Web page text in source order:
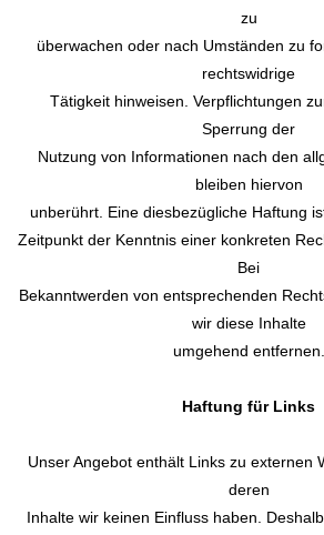
zu
überwachen oder nach Umständen zu
rechtswidrige
Tätigkeit hinweisen. Verpflichtungen
Sperrung der
Nutzung von Informationen nach den
bleiben hiervon
unberührt. Eine diesbezügliche Haftung
Zeitpunkt der Kenntnis einer konkreten
Bei
Bekanntwerden von entsprechenden
wir diese Inhalte
umgehend entfernen.
Haftung für Links
Unser Angebot enthält Links zu externen
deren
Inhalte wir keinen Einfluss haben.